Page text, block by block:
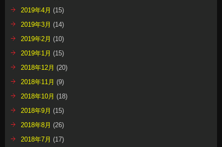
2019年4月 (15)
2019年3月 (14)
2019年2月 (10)
2019年1月 (15)
2018年12月 (20)
2018年11月 (9)
2018年10月 (18)
2018年9月 (15)
2018年8月 (26)
2018年7月 (17)